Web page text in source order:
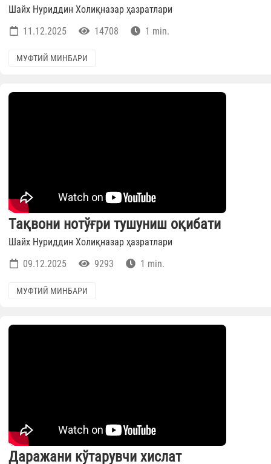
Шайх Нуриддин Холиқназар ҳазратлари
11.12.2025
14708 1 min.
МУФТИЙ МИНБАРИ
Тақвони нотўғри тушуниш оқибати
Шайх Нуриддин Холиқназар ҳазратлари
09.12.2025
9293 1 min.
МУФТИЙ МИНБАРИ
Даражани кўтарувчи хислат